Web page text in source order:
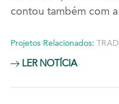
contou também com
Projetos Relacionados:
LER NOTÍCIA